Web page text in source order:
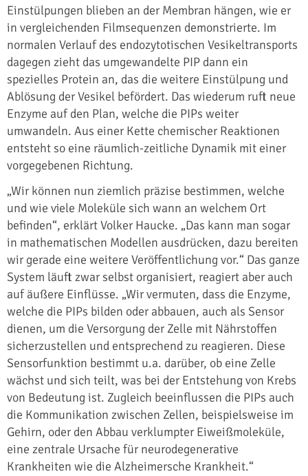
Einstülpungen blieben an der Membran hängen, wie er
in vergleichenden Filmsequenzen demonstrierte. Im
normalen Verlauf des endozytotischen Vesikeltransports
dagegen zieht das umgewandelte PIP dann ein
spezielles Protein an, das die weitere Einstülpung und
Ablösung der Vesikel befördert. Das wiederum ruft neue
Enzyme auf den Plan, welche die PIPs weiter
umwandeln. Aus einer Kette chemischer Reaktionen
entsteht so eine räumlich-zeitliche Dynamik mit einer
vorgegebenen Richtung.
„Wir können nun ziemlich präzise bestimmen, welche
und wie viele Moleküle sich wann an welchem Ort
befinden“, erklärt Volker Haucke. „Das kann man sogar
in mathematischen Modellen ausdrücken, dazu bereiten
wir gerade eine weitere Veröffentlichung vor.“ Das ganze
System läuft zwar selbst organisiert, reagiert aber auch
auf äußere Einflüsse. „Wir vermuten, dass die Enzyme,
welche die PIPs bilden oder abbauen, auch als Sensor
dienen, um die Versorgung der Zelle mit Nährstoffen
sicherzustellen und entsprechend zu reagieren. Diese
Sensorfunktion bestimmt u.a. darüber, ob eine Zelle
wächst und sich teilt, was bei der Entstehung von Krebs
von Bedeutung ist. Zugleich beeinflussen die PIPs auch
die Kommunikation zwischen Zellen, beispielsweise im
Gehirn, oder den Abbau verklumpter Eiweißmoleküle,
eine zentrale Ursache für neurodegenerative
Krankheiten wie die Alzheimersche Krankheit.“